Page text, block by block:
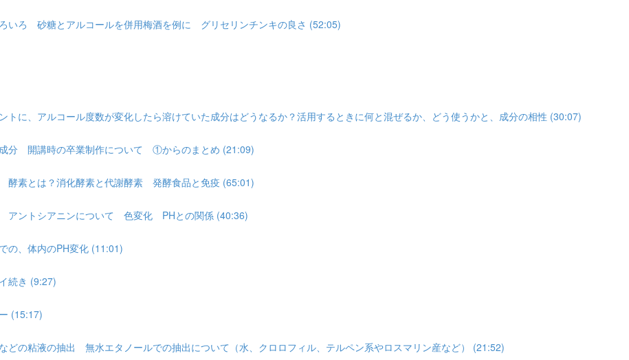
いろ 砂糖とアルコールを併用梅酒を例に グリセリンチンキの良さ (52:05)
に、アルコール度数が変化したら溶けていた成分はどうなるか？活用するときに何と混ぜるか、どう使うかと、成分の相性 (30:07)
分 開講時の卒業制作について ①からのまとめ (21:09)
素とは？消化酵素と代謝酵素 発酵食品と免疫 (65:01)
アントシアニンについて 色変化 PHとの関係 (40:36)
の、体内のPH変化 (11:01)
続き (9:27)
(15:17)
の粘液の抽出 無水エタノールでの抽出について（水、クロロフィル、テルペン系やロスマリン産など） (21:52)